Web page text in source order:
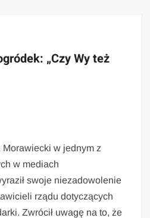
„Czy Wy też
Morawiecki w jednym z
w mediach
swoje niezadowolenie
rządu dotyczących
Zwrócił uwagę na to, że